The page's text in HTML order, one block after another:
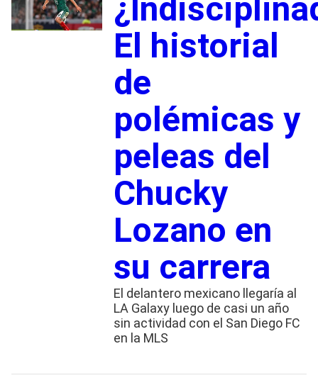
El historial
de
polémicas y
peleas del
Chucky
Lozano en
su carrera
El delantero mexicano llegaría al
LA Galaxy luego de casi un año
sin actividad con el San Diego FC
en la MLS